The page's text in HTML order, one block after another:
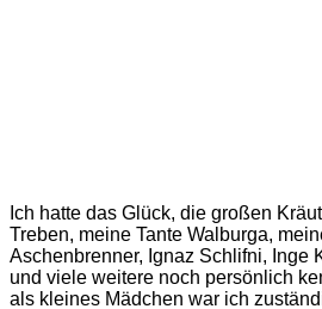
Ich hatte das Glück, die großen
Treben, meine Tante Walburga,
Aschenbrenner, Ignaz Schlifni, Inge
und viele weitere noch persönlich
als kleines Mädchen war ich